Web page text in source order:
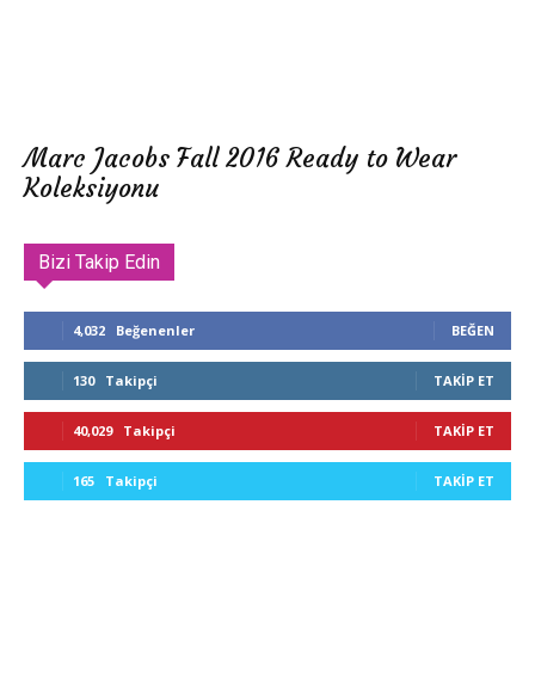
Marc Jacobs Fall 2016 Ready to Wear
Koleksiyonu
Bizi Takip Edin
4,032 Beğenenler BEĞEN
130 Takipçi TAKIP ET
40,029 Takipçi TAKIP ET
165 Takipçi TAKIP ET